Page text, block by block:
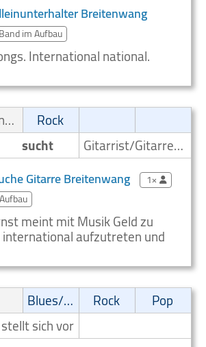
Breitenwang
Band im Aufbau
International national.
Rock
sucht
Gitarrist/Gitarrenspieler
Gitarre Breitenwang
1×
meint mit Musik Geld zu
aufzutreten und
Blues/Swing Rock
Pop
stellt sich vor